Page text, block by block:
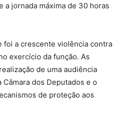
a jornada máxima de 30 horas
foi a crescente violência contra
exercício da função. As
de uma audiência
dos Deputados e o
de proteção aos